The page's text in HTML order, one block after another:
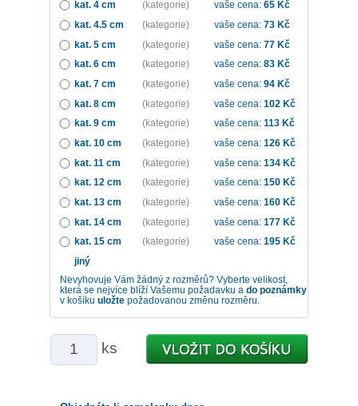
kat. 4 cm
(kategorie) vaše cena: 65 Kč
kat. 4.5 cm
(kategorie) vaše cena: 73 Kč
kat. 5 cm
(kategorie) vaše cena: 77 Kč
kat. 6 cm
(kategorie) vaše cena: 83 Kč
kat. 7 cm
(kategorie) vaše cena: 94 Kč
kat. 8 cm
(kategorie) vaše cena: 102 Kč
kat. 9 cm
(kategorie) vaše cena: 113 Kč
kat. 10 cm
(kategorie) vaše cena: 126 Kč
kat. 11 cm
(kategorie) vaše cena: 134 Kč
kat. 12 cm
(kategorie) vaše cena: 150 Kč
kat. 13 cm
(kategorie) vaše cena: 160 Kč
kat. 14 cm
(kategorie) vaše cena: 177 Kč
kat. 15 cm
(kategorie) vaše cena: 195 Kč
jiný
Nevyhovuje Vám žádný z rozměrů? Vyberte velikost,
která se nejvíce blíží Vašemu požadavku a do poznámky
v košíku uložte požadovanou změnu rozměru.
ks